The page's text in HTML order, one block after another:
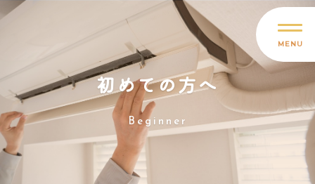
MENU
初めての方へ
Beginner